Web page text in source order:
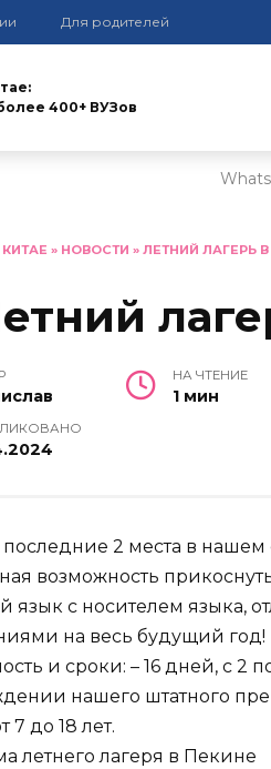
Для родителей
400+ ВУЗов
» НОВОСТИ » ЛЕТНИЙ ЛАГЕРЬ В
НА ЧТЕНИЕ
1 мин
последние 2 места в
возможность
язык с носителем языка,
на весь будущий год!
и сроки: – 16 дней, с 2
нашего штатного
7 до 18 лет.
летнего лагеря в Пекине